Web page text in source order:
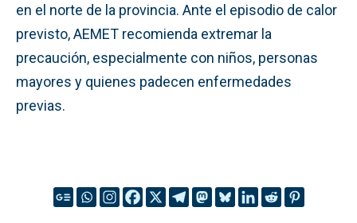
en el norte de la provincia. Ante el episodio de calor
previsto, AEMET recomienda extremar la
precaución, especialmente con niños, personas
mayores y quienes padecen enfermedades
previas.